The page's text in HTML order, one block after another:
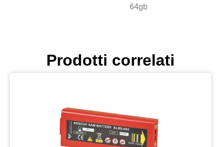
64gb
Prodotti correlati